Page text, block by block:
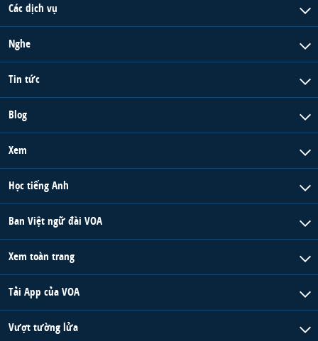
Các dịch vụ
Nghe
Tin tức
Blog
Xem
Học tiếng Anh
Ban Việt ngữ đài VOA
Xem toàn trang
Tải App của VOA
Vượt tường lửa